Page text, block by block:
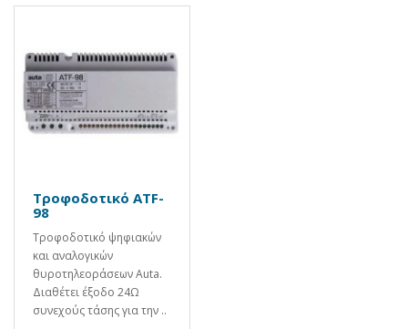
Τροφοδοτικό ATF-
98
Τροφοδοτικό ψηφιακών
και αναλογικών
θυροτηλεοράσεων Auta.
Διαθέτει έξοδο 24Ω
συνεχούς τάσης για την ..